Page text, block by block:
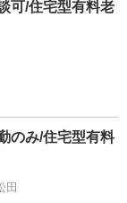
可/住宅型有料老
のみ/住宅型有料
田